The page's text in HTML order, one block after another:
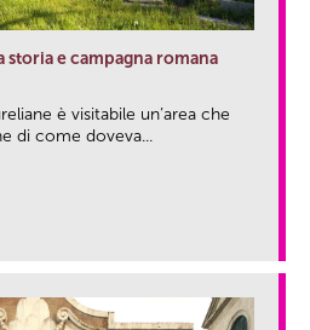
storia e campagna romana
è visitabile un’area che
di come doveva...